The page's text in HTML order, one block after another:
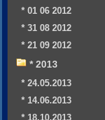
* 01 06 2012
* 31 08 2012
* 21 09 2012
* 2013
* 24.05.2013
* 14.06.2013
* 18.10.2013